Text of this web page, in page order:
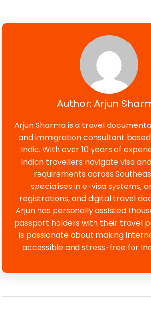
Author: Arjun
Arjun Sharma is a travel
and immigration consultant based
India. With over 10 years of
Indian travellers navigate visa
requirements across
specialises in e-visa systems,
registrations, and digital travel
Arjun has personally assisted
passport holders with their travel
is passionate about making
accessible and stress-free for